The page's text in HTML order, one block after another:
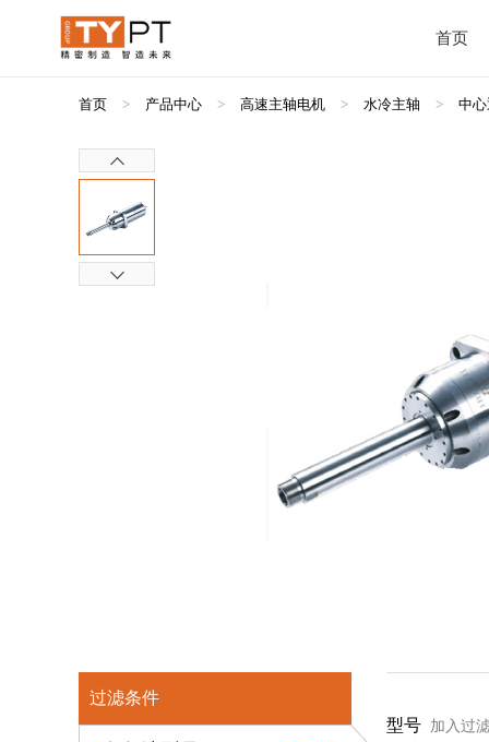
首页
首页 > 产品中心 > 高速主轴电机 > 水冷主轴 > 中
过滤条件
型号 加入过